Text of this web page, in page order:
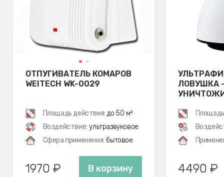
ОТПУГИВАТЕЛЬ КОМАРОВ
WEITECH WK-0029
Площадь действия: до 50 м²
Воздействие: ультразвуковое
Сфера применения: бытовое
1970 ₽ В корзину
ЛОВУШКА
WEITECH
4490 ₽